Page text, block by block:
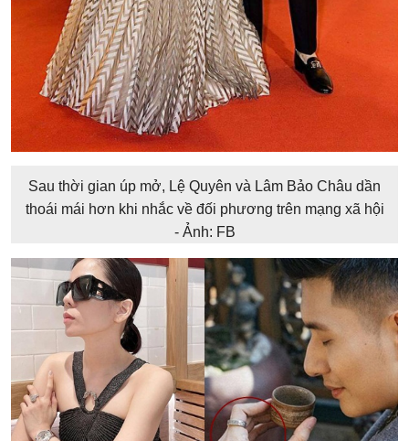
Sau thời gian úp mở, Lệ Quyên và Lâm Bảo Châu dần
thoái mái hơn khi nhắc về đối phương trên mạng xã hội
- Ảnh: FB